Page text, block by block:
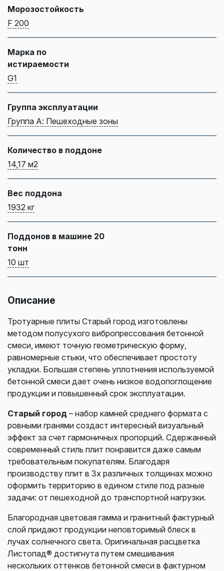
Морозостойкость
F 200
Марка по
истираемости
G1
Группа эксплуатации
Группа А: Пешеходные зоны
Количество в поддоне
14,17 м2
Вес поддона
1932 кг
Поддонов в машине 20
тонн
10 шт
Описание
Тротуарные плиты Старый город изготовлены
методом полусухого вибропрессования бетонной
смеси, имеют точную геометрическую форму,
равномерные стыки, что обеспечивает простоту
укладки. Большая степень уплотнения используемой
бетонной смеси дает очень низкое водопоглощение
продукции и повышенный срок эксплуатации.
Старый город – набор камней среднего формата с
ровными гранями создаст интересный визуальный
эффект за счет гармоничных пропорций. Сдержанный
современный стиль плит понравится даже самым
требовательным покупателям. Благодаря
производству плит в 3х различных толщинах можно
оформить территорию в едином стиле под разные
задачи: от пешеходной до транспортной нагрузки.
Благородная цветовая гамма и гранитный фактурный
слой придают продукции неповторимый блеск в
лучах солнечного света. Оригинальная расцветка
Листопад® достигнута путем смешивания
нескольких оттенков бетонной смеси в фактурном